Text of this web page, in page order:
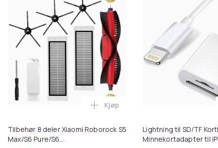
brukerdokumentasjon
96 % størrelse
Tre tilkoblingsalternativer
ROG NX Snow-brytere
RGB-belysning
Håndleddsstøtte inkludert
Denne teksten er automatisk oversatt, og det kan
Farge
Tilbehør 8 deler Xiaomi Roborock S5
Max/S6 Pure/S6
Legg Tilbehør 8 deler Xiaomi
Kjøp
Lightning til SD/TF
Minnekortadapter til